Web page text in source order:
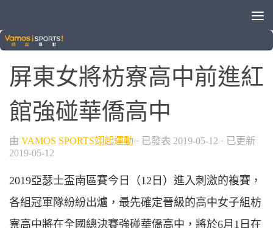
2019亞瑟士盃排球錦標賽
屏東女將枋寮高中前進紅
館強碰華僑高中
由 VAMOS SPORTS翊起運動 · 已發表 2019-05-12 · 已更新
2019-05-12
2019亞瑟士盃南區賽今日（12日）進入刺激的複賽，
各組冠軍隊紛紛出爐，最先確定晉級的高中女子組枋
寮高中將在全國總決賽強碰華僑高中，將於6月1日在